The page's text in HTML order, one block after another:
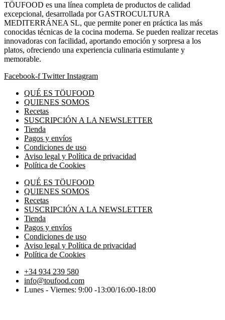
TÖUFOOD es una línea completa de productos de calidad
excepcional, desarrollada por GASTROCULTURA
MEDITERRÁNEA SL, que permite poner en práctica las más
conocidas técnicas de la cocina moderna. Se pueden realizar recetas
innovadoras con facilidad, aportando emoción y sorpresa a los
platos, ofreciendo una experiencia culinaria estimulante y
memorable.
Facebook-f Twitter Instagram
QUÉ ES TÖUFOOD
QUIENES SOMOS
Recetas
SUSCRIPCIÓN A LA NEWSLETTER
Tienda
Pagos y envíos
Condiciones de uso
Aviso legal y Política de privacidad
Política de Cookies
QUÉ ES TÖUFOOD
QUIENES SOMOS
Recetas
SUSCRIPCIÓN A LA NEWSLETTER
Tienda
Pagos y envíos
Condiciones de uso
Aviso legal y Política de privacidad
Política de Cookies
+34 934 239 580
info@toufood.com
Lunes - Viernes: 9:00 -13:00/16:00-18:00